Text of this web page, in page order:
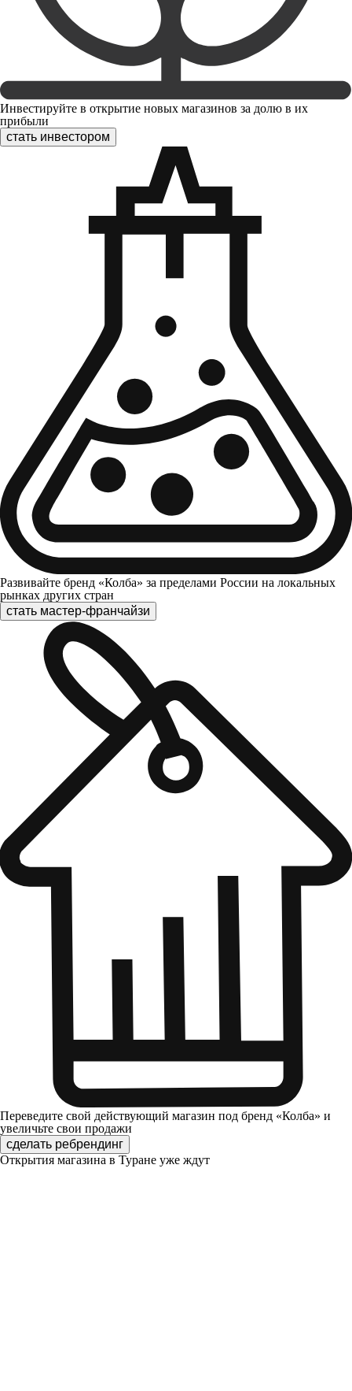
Инвестируйте в открытие новых магазинов за долю в их
прибыли
стать инвестором
Развивайте бренд «Колба» за пределами России на локальных
рынках других стран
стать мастер-франчайзи
Переведите свой действующий магазин под бренд «Колба» и
увеличьте свои продажи
сделать ребрендинг
Открытия магазина в Туране уже ждут